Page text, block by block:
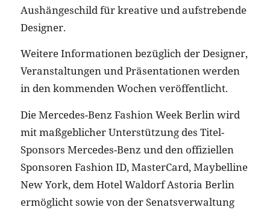
Aushängeschild für kreative und aufstrebende
Designer.
Weitere Informationen bezüglich der Designer,
Veranstaltungen und Präsentationen werden
in den kommenden Wochen veröffentlicht.
Die Mercedes-Benz Fashion Week Berlin wird
mit maßgeblicher Unterstützung des Titel-
Sponsors Mercedes-Benz und den offiziellen
Sponsoren Fashion ID, MasterCard, Maybelline
New York, dem Hotel Waldorf Astoria Berlin
ermöglicht sowie von der Senatsverwaltung